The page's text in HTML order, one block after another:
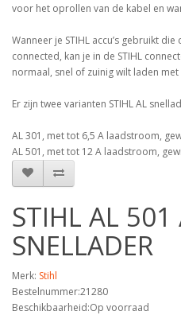
voor het oprollen van de kabel en
Wanneer je STIHL accu’s gebruikt
connected, kan je in de STIHL
normaal, snel of zuinig wilt laden met
Er zijn twee varianten STIHL AL
AL 301, met tot 6,5 A laadstroom,
AL 501, met tot 12 A laadstroom,
STIHL AL 501
SNELLADER
Merk: Stihl
Bestelnummer:21280
Beschikbaarheid:Op voorraad